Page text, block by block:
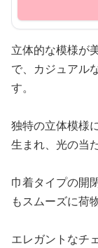
立体的な模様が
で、カジュアル
す。
独特の立体模様
生まれ、光の当
巾着タイプの開
もスムーズに荷
エレガントなチ